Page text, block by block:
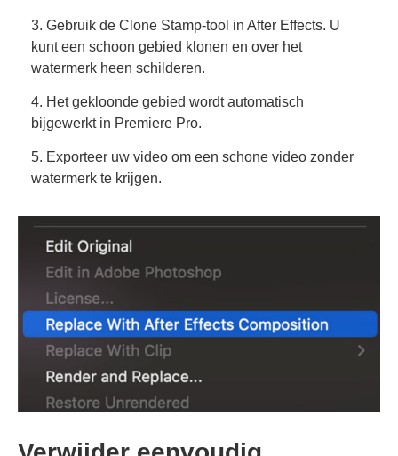
3. Gebruik de Clone Stamp-tool in After Effects. U
kunt een schoon gebied klonen en over het
watermerk heen schilderen.
4. Het gekloonde gebied wordt automatisch
bijgewerkt in Premiere Pro.
5. Exporteer uw video om een schone video zonder
watermerk te krijgen.